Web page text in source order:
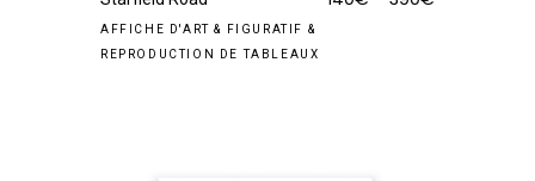
AFFICHE D'ART & FIGURATIF &
REPRODUCTION DE TABLEAUX